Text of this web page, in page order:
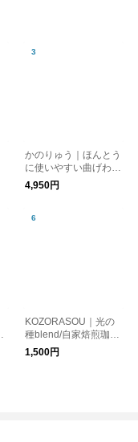
かのりゅう｜ほんとう
に使いやすい曲げわっ
ぱ弁当箱Sサイズ
4,950円
KOZORASOU｜光の
種blend/自家焙煎珈琲
１５０g
1,500円